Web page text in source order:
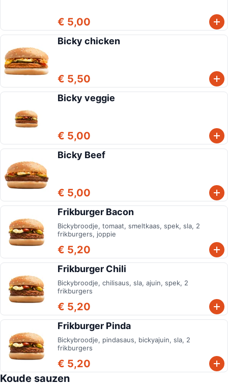
€ 5,00
Bicky chicken
€ 5,50
Bicky veggie
€ 5,00
Bicky Beef
€ 5,00
Frikburger Bacon
Bickybroodje, tomaat, smeltkaas, spek, sla, 2
frikburgers, joppie
€ 5,20
Frikburger Chili
Bickybroodje, chilisaus, sla, ajuin, spek, 2
frikburgers
€ 5,20
Frikburger Pinda
Bickybroodje, pindasaus, bickyajuin, sla, 2
frikburgers
€ 5,20
Koude sauzen